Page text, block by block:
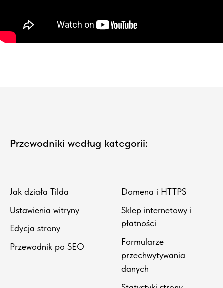
Przewodniki według kategorii:
Jak działa Tilda
Ustawienia witryny
Edycja strony
Przewodnik po SEO
Domena i HTTPS
Sklep internetowy i
płatności
Formularze
przechwytywania
danych